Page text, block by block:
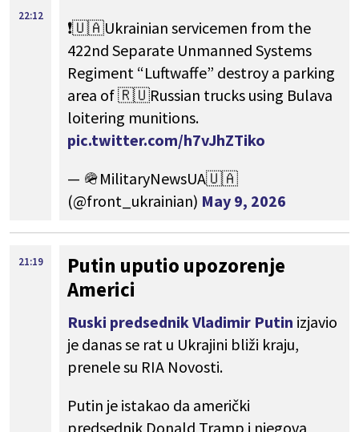
22:12
❗️🇺🇦Ukrainian servicemen from the
422nd Separate Unmanned Systems
Regiment “Luftwaffe” destroy a parking
area of 🇷🇺Russian trucks using Bulava
loitering munitions.
pic.twitter.com/h7vJhZTiko
— 🪖MilitaryNewsUA🇺🇦
(@front_ukrainian) May 9, 2026
21:19
Putin uputio upozorenje
Americi
Ruski predsednik Vladimir Putin izjavio
je danas se rat u Ukrajini bliži kraju,
prenele su RIA Novosti.
Putin je istakao da američki
predsednik Donald Tramp i njegova